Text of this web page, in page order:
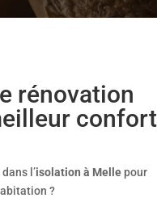
rénovation
confort
l’isolation à Melle pour
?